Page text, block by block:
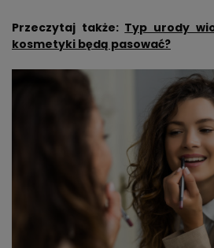
Przeczytaj także: Typ urody
kosmetyki będą pasować?